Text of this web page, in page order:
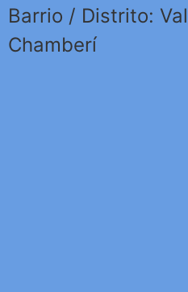
Barrio / Distrito:
Chamberí